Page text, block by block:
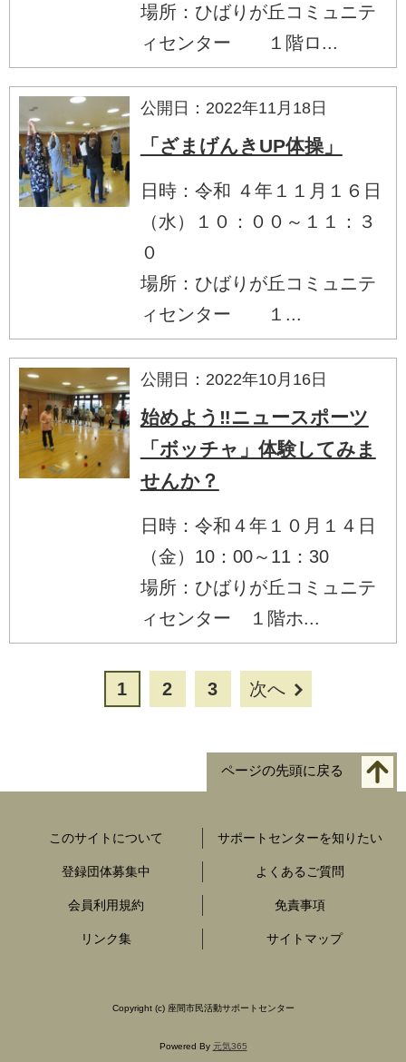
場所：ひばりが丘コミュニテ
ィセンター １階ロ...
公開日：2022年11月18日
「ざまげんきUP体操」
日時：令和 ４年１１月１６日
（水）１０：００～１１：３
０
場所：ひばりが丘コミュニテ
ィセンター １...
公開日：2022年10月16日
始めよう‼ニュースポーツ
「ボッチャ」体験してみま
せんか？
日時：令和４年１０月１４日
（金）10：00～11：30
場所：ひばりが丘コミュニテ
ィセンター １階ホ...
1 2 3 次へ
ページの先頭に戻る
このサイトについて サポートセンターを知りたい
登録団体募集中 よくあるご質問
会員利用規約 免責事項
リンク集 サイトマップ
Copyright (c) 座間市民活動サポートセンター
Powered By 元気365